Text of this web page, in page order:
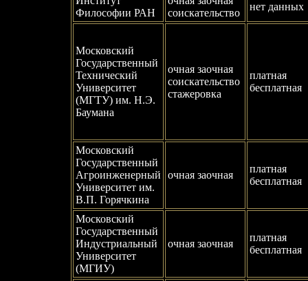
Философии РАН
соискательство
нет данных
Московский
Государственный
Технический
Университет
(МГТУ) им. Н.Э.
Баумана
очная заочная
соискательство
стажеровка
платная
бесплатная
Московский
Государственный
Агроинженерный
Университет им.
В.П. Горячкина
очная заочная
платная
бесплатная
Московский
Государственный
Индустриальный
Университет
(МГИУ)
очная заочная
платная
бесплатная